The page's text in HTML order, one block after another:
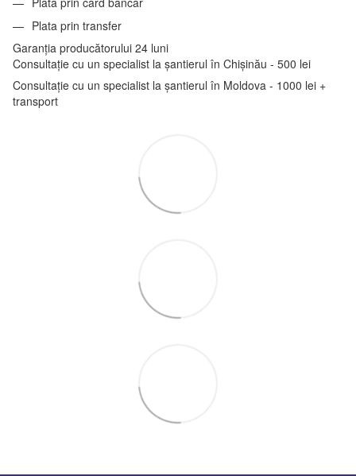
Plata prin transfer
Garanția producătorului 24 luni
Consultație cu un specialist la șantierul în Chișinău - 500 lei
Consultație cu un specialist la șantierul în Moldova - 1000 lei +
transport